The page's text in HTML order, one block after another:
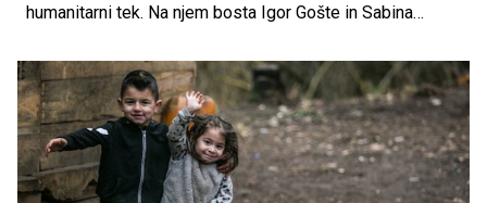
humanitarni tek. Na njem bosta Igor Gošte in Sabina
otroke ali odrasle s cerebralno paralizo.